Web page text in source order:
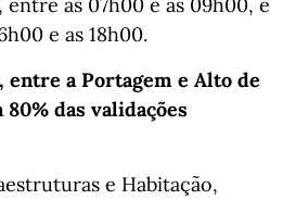
e as 18h00.
entre a Portagem e Alto de
80% das validações
e Habitação,